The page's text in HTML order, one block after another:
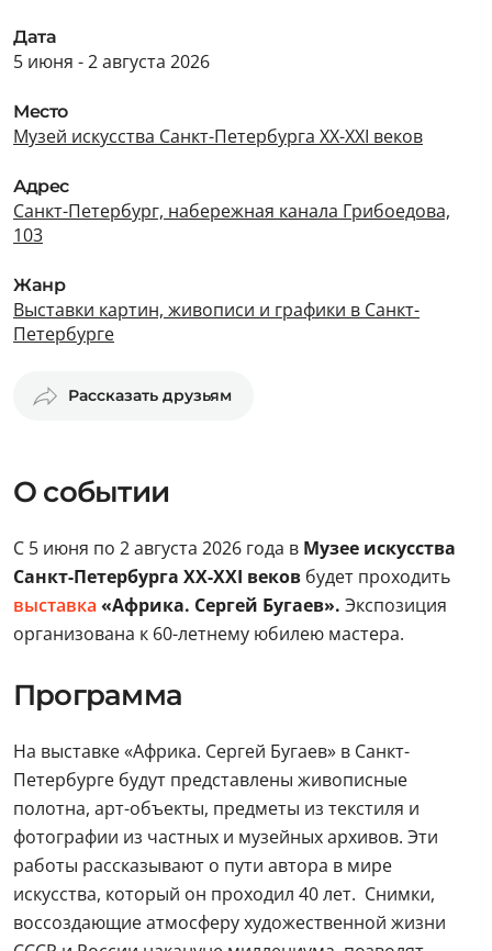
Дата
5 июня - 2 августа 2026
Место
Музей искусства Санкт-Петербурга XX-XXI веков
Адрес
Санкт-Петербург, набережная канала Грибоедова,
103
Жанр
Выставки картин, живописи и графики в Санкт-
Петербурге
Рассказать друзьям
О событии
С 5 июня по 2 августа 2026 года в Музее искусства
Санкт-Петербурга XX-XXI веков будет проходить
выставка «Африка. Сергей Бугаев». Экспозиция
организована к 60-летнему юбилею мастера.
Программа
На выставке «Африка. Сергей Бугаев» в Санкт-
Петербурге будут представлены живописные
полотна, арт-объекты, предметы из текстиля и
фотографии из частных и музейных архивов. Эти
работы рассказывают о пути автора в мире
искусства, который он проходил 40 лет. Снимки,
воссоздающие атмосферу художественной жизни